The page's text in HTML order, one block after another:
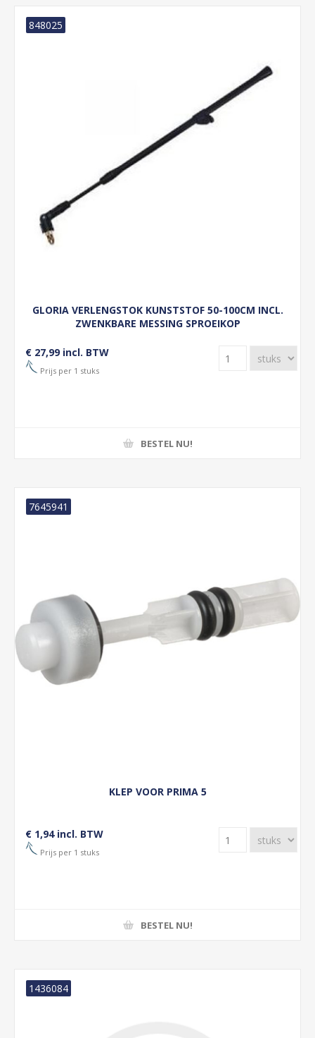
GLORIA VERLENGSTOK KUNSTSTOF 50-100CM INCL.
ZWENKBARE MESSING SPROEIKOP
848025
€ 27,99 incl. BTW
Prijs per 1 stuks
BESTEL NU!
KLEP VOOR PRIMA 5
7645941
€ 1,94 incl. BTW
Prijs per 1 stuks
BESTEL NU!
1436084